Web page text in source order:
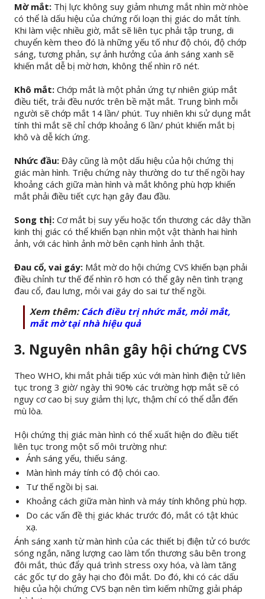
Mờ mắt: Thị lực không suy giảm nhưng mắt nhìn mờ nhòe
có thể là dấu hiệu của chứng rối loạn thị giác do mắt tính.
Khi làm việc nhiều giờ, mắt sẽ liên tục phải tập trung, di
chuyển kèm theo đó là những yếu tố như độ chói, độ chớp
sáng, tương phản, sự ảnh hưởng của ánh sáng xanh sẽ
khiến mắt dễ bị mờ hơn, không thể nhìn rõ nét.
Khô mắt: Chớp mắt là một phản ứng tự nhiên giúp mắt
điều tiết, trải đều nước trên bề mặt mắt. Trung bình mỗi
người sẽ chớp mắt 14 lần/ phút. Tuy nhiên khi sử dụng mắt
tính thì mắt sẽ chỉ chớp khoảng 6 lần/ phút khiến mắt bị
khô và dễ kích ứng.
Nhức đầu: Đây cũng là một dấu hiệu của hội chứng thị
giác màn hình. Triệu chứng này thường do tư thế ngồi hay
khoảng cách giữa màn hình và mắt không phù hợp khiến
mắt phải điều tiết cực hạn gây đau đầu.
Song thị: Cơ mắt bị suy yếu hoặc tổn thương các dây thần
kinh thị giác có thể khiến bạn nhìn một vật thành hai hình
ảnh, với các hình ảnh mờ bên cạnh hình ảnh thật.
Đau cổ, vai gáy: Mắt mờ do hội chứng CVS khiến bạn phải
điều chỉnh tư thế để nhìn rõ hơn có thể gây nên tình trạng
đau cổ, đau lưng, mỏi vai gáy do sai tư thế ngồi.
Xem thêm: Cách điều trị nhức mắt, mỏi mắt,
mắt mờ tại nhà hiệu quả
3. Nguyên nhân gây hội chứng CVS
Theo WHO, khi mắt phải tiếp xúc với màn hình điện tử liên
tục trong 3 giờ/ ngày thì 90% các trường hợp mắt sẽ có
nguy cơ cao bị suy giảm thị lực, thậm chí có thể dẫn đến
mù lòa.
Hội chứng thị giác màn hình có thể xuất hiện do điều tiết
liên tục trong một số môi trường như:
Ánh sáng yếu, thiếu sáng.
Màn hình máy tính có độ chói cao.
Tư thế ngồi bị sai.
Khoảng cách giữa màn hình và máy tính không phù hợp.
Do các vấn đề thị giác khác trước đó, mắt có tật khúc
xạ.
Ánh sáng xanh từ màn hình của các thiết bị điện tử có bước
sóng ngắn, năng lượng cao làm tổn thương sâu bên trong
đôi mắt, thúc đẩy quá trình stress oxy hóa, và làm tăng
các gốc tự do gây hại cho đôi mắt. Do đó, khi có các dấu
hiệu của hội chứng CVS bạn nên tìm kiếm những giải pháp